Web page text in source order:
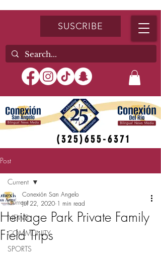
SUSCRIBE
(325)655-6371
Post
Current
NEWS
COMMUNITY
SPORTS
Current
Heritage Park Private Family
Field Trips
Conexión San Angelo
Jul 22, 2020 1 min read